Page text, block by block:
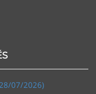
07/2026)